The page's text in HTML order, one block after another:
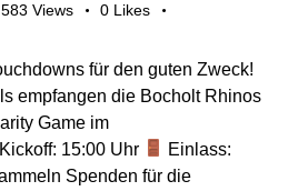
583 Views 0 Likes
für den guten Zweck!
empfangen die Bocholt Rhinos
Game im
Kickoff: 15:00 Uhr
Einlass:
Spenden für die